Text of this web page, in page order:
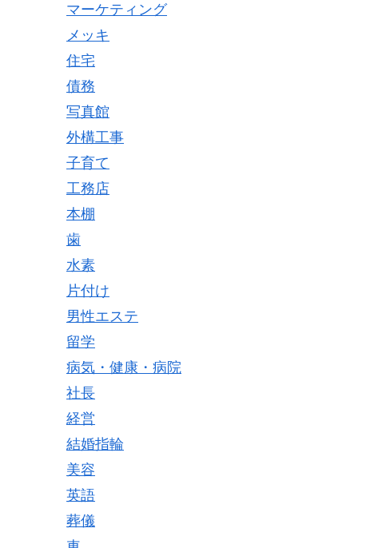
マーケティング
メッキ
住宅
債務
写真館
外構工事
子育て
工務店
本棚
歯
水素
片付け
男性エステ
留学
病気・健康・病院
社長
経営
結婚指輪
美容
英語
葬儀